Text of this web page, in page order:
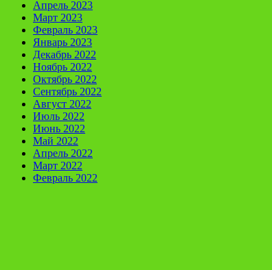
Апрель 2023
Март 2023
Февраль 2023
Январь 2023
Декабрь 2022
Ноябрь 2022
Октябрь 2022
Сентябрь 2022
Август 2022
Июль 2022
Июнь 2022
Май 2022
Апрель 2022
Март 2022
Февраль 2022